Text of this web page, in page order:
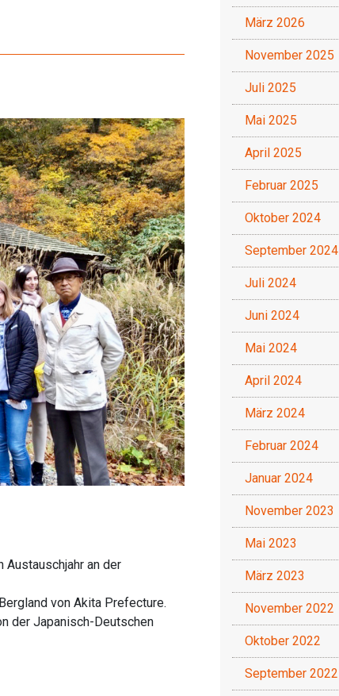
an der
von Akita Prefecture.
der Japanisch-Deutschen
März 2026
November 2025
Juli 2025
Mai 2025
April 2025
Februar 2025
Oktober 2024
September 2024
Juli 2024
Juni 2024
Mai 2024
April 2024
März 2024
Februar 2024
Januar 2024
November 2023
Mai 2023
März 2023
November 2022
Oktober 2022
September 2022